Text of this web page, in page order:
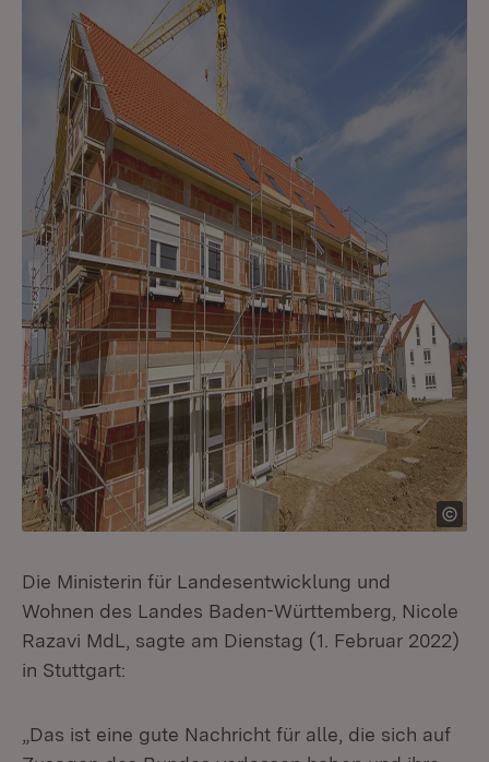
Die Ministerin für Landesentwicklung und
Wohnen des Landes Baden-Württemberg, Nicole
Razavi MdL, sagte am Dienstag (1. Februar 2022)
in Stuttgart:
„Das ist eine gute Nachricht für alle, die sich auf